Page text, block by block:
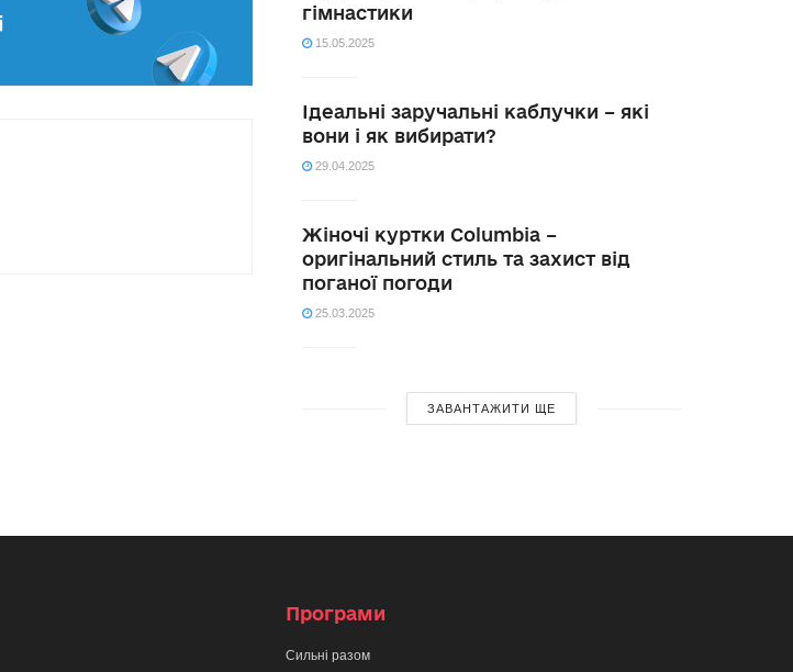
гімнастики
15.05.2025
Ідеальні заручальні каблучки – які
вони і як вибирати?
29.04.2025
Жіночі куртки Columbia –
оригінальний стиль та захист від
поганої погоди
25.03.2025
ЗАВАНТАЖИТИ ЩЕ
Програми
Сильні разом